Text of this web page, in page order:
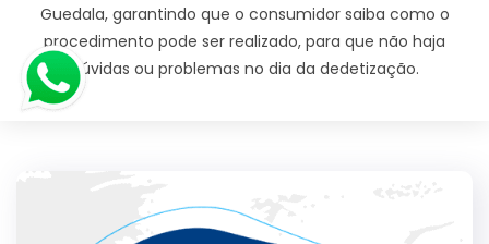
Guedala, garantindo que o consumidor saiba como o
procedimento pode ser realizado, para que não haja
dúvidas ou problemas no dia da dedetização.